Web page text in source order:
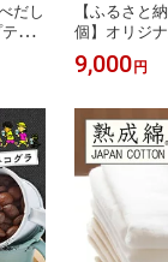
だし
ィ
【ふるさと
個】オリジ
uette【配送
04】
9,000 円